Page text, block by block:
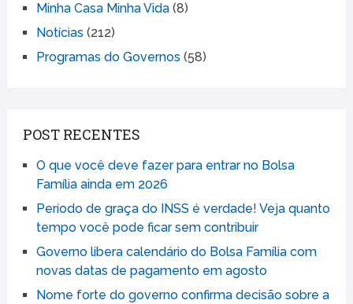
Minha Casa Minha Vida(8)
Notícias (212)
Programas do Governos (58)
POST RECENTES
O que você deve fazer para entrar no Bolsa
Família ainda em 2026
Período de graça do INSS é verdade! Veja quanto
tempo você pode ficar sem contribuir
Governo libera calendário do Bolsa Família com
novas datas de pagamento em agosto
Nome forte do governo confirma decisão sobre a